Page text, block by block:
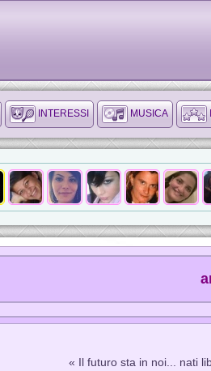
INTERESSI MUSICA
« Il futuro sta in noi... nati